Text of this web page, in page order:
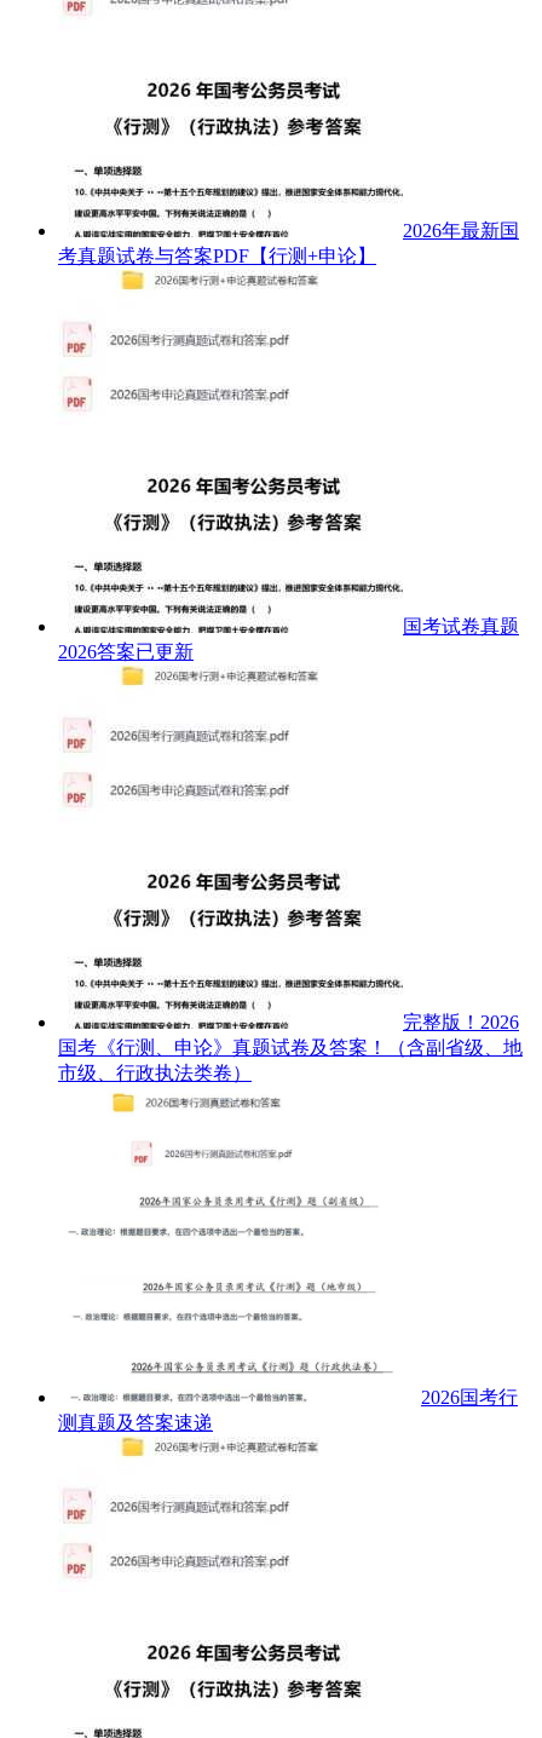
2026年最新国
考真题试卷与答案PDF【行测+申论】
国考试卷真题
2026答案已更新
完整版！2026
国考《行测、申论》真题试卷及答案！（含副省级、地
市级、行政执法类卷）
2026国考行
测真题及答案速递